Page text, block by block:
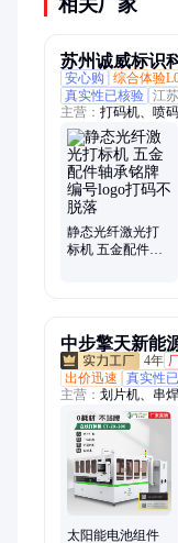
相关厂家
苏州诚威标识
安心购
综合体验
真实性已核验 江
主营： 打码机、喷
激光打标机、紫外
持喷码机、小字符
码机、热发泡式喷
静态光纤激光打
标机 五金配件轴
中步擎天新能
4年
出价迅速
真实性
主营： 划片机、串
式边框打标机、太
太阳能电池组件